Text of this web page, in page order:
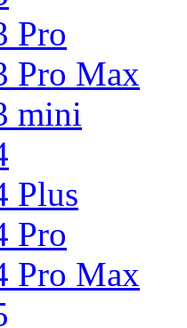
Pro
Pro Max
mini
Plus
Pro
Pro Max